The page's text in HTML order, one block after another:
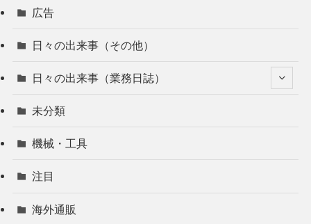
広告
日々の出来事（その他）
日々の出来事（業務日誌）
未分類
機械・工具
注目
海外通販